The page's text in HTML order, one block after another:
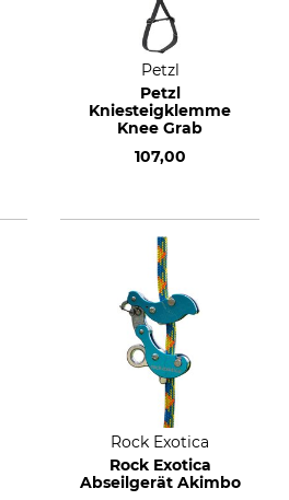
Petzl
Petzl
Kniesteigklemme
Knee Grab
107,00
Rock Exotica
Rock Exotica
Abseilgerät Akimbo